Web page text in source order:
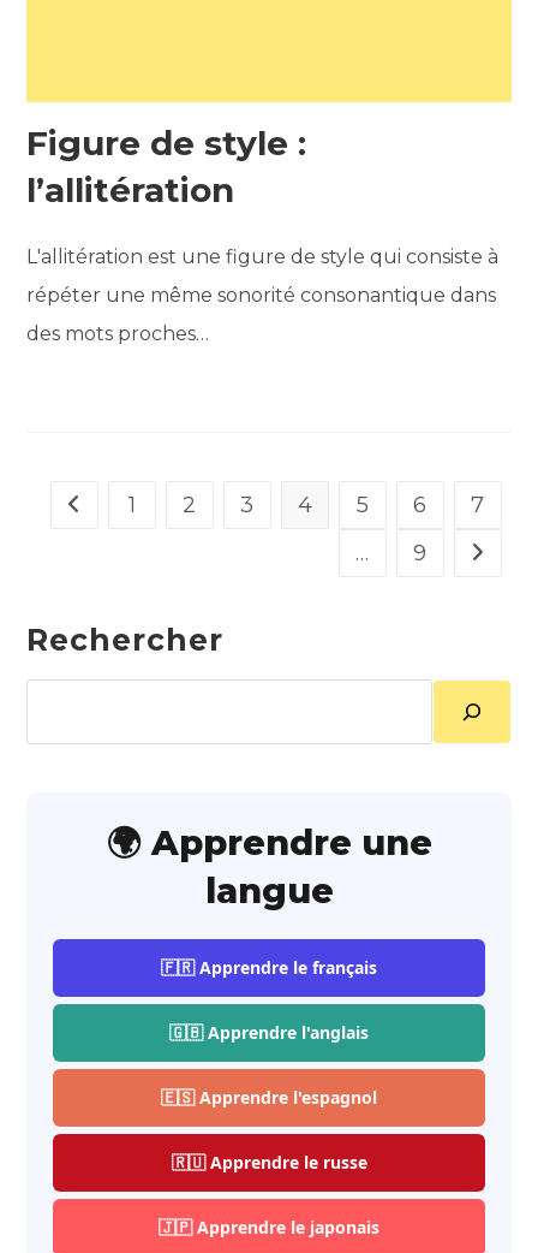
Figure de style :
l’allitération
L'allitération est une figure de style qui consiste à
répéter une même sonorité consonantique dans
des mots proches…
Go to the previous page
1 2 3 4 5 6
7
…
9 Aller à
Rechercher
🌍 Apprendre une
langue
🇫🇷 Apprendre le français
🇬🇧 Apprendre l'anglais
🇪🇸 Apprendre l'espagnol
🇷🇺 Apprendre le russe
🇯🇵 Apprendre le japonais